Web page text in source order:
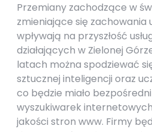
Przemiany zachodzące w
zmieniające się zachowania
wpływają na przyszłość
działających w Zielonej
latach można spodziewać
sztucznej inteligencji oraz
co będzie miało
wyszukiwarek
jakości stron www. Firmy